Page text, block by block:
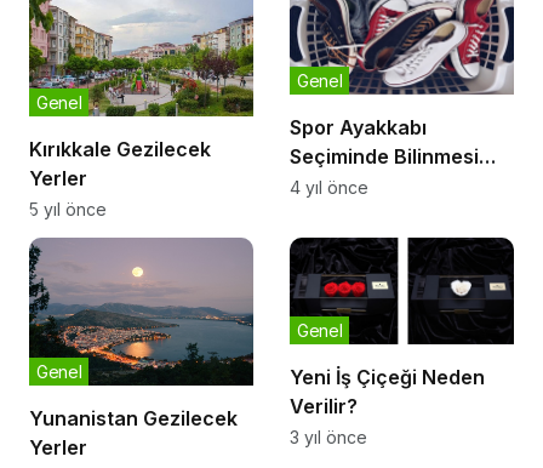
Kırıkkale Gezilecek
Yerler
Genel
5 yıl önce
Spor Ayakkabı
Seçiminde Bilinmesi
Gerekenler
Genel
4 yıl önce
Yunanistan Gezilecek
Yerler
Genel
Yeni İş Çiçeği Neden
Verilir?
Genel
3 yıl önce